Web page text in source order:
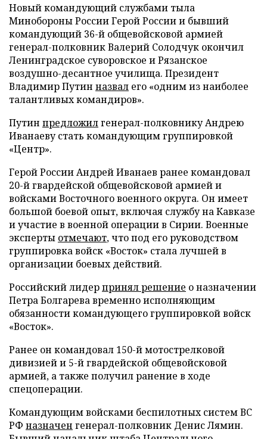
Новый командующий службами тыла
Минобороны России Герой России и бывший
командующий 36-й общевойсковой армией
генерал-полковник Валерий Солодчук окончил
Ленинградское суворовское и Рязанское
воздушно-десантное училища. Президент
Владимир Путин назвал его «одним из наиболее
талантливых командиров».
Путин предложилгенерал-полковнику Андрею
Иванаеву стать командующим группировкой
«Центр».
Герой России Андрей Иванаев ранее командовал
20-й гвардейской общевойсковой армией и
войсками Восточного военного округа. Он имеет
большой боевой опыт, включая службу на Кавказе
и участие в военной операции в Сирии. Военные
эксперты отмечают, что под его руководством
группировка войск «Восток» стала лучшей в
организации боевых действий.
Российский лидерпринял решение о назначении
Петра Болгарева временно исполняющим
обязанности командующего группировкой войск
«Восток».
Ранее он командовал 150-й мотострелковой
дивизией и 5-й гвардейской общевойсковой
армией, а также получил ранение в ходе
спецоперации.
Командующим войсками беспилотных систем ВС
РФ назначен генерал-полковник Денис Лямин.